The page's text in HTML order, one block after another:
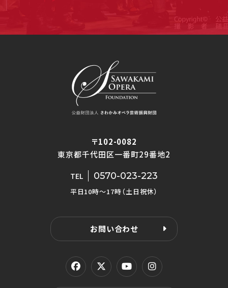
〒102-0082
東京都千代田区一番町29番地2
TEL 0570-023-223
平日10時〜17時（土日祝休）
お問い合わせ